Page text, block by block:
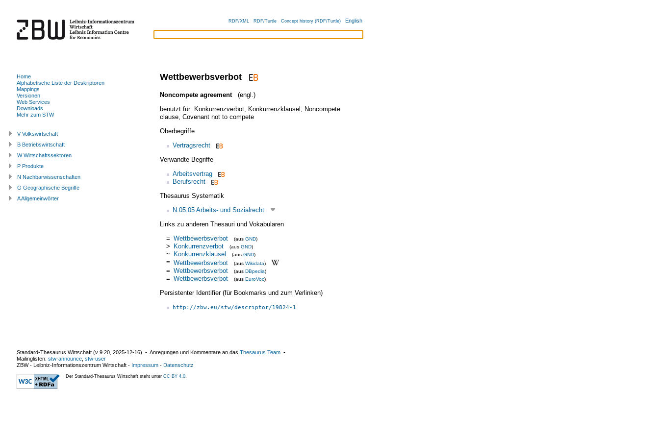
RDF/XML RDF/Turtle Concept history (RDF/Turtle) English
Wettbewerbsverbot
Noncompete agreement
(engl.)
benutzt für: Konkurrenzverbot, Konkurrenzklausel
Noncompete
clause, Covenant not to compete
Oberbegriffe
Vertragsrecht
Verwandte Begriffe
Arbeitsvertrag
Berufsrecht
Thesaurus Systematik
N.05.05 Arbeits- und Sozialrecht
Links zu anderen Thesauri und Vokabularen
= Wettbewerbsverbot (aus GND)
> Konkurrenzverbot (aus GND)
~ Konkurrenzklausel (aus GND)
= Wettbewerbsverbot (aus Wikidata)
= Wettbewerbsverbot (aus DBpedia)
= Wettbewerbsverbot (aus EuroVoc)
Persistenter Identifier (für Bookmarks und zum Verlinken)
http://zbw.eu/stw/descriptor/19824-1
Home
Alphabetische Liste der Deskriptoren
Mappings
Versionen
Web Services
Downloads
Mehr zum STW
V Volkswirtschaft
B Betriebswirtschaft
W Wirtschaftssektoren
P Produkte
N Nachbarwissenschaften
G Geographische Begriffe
A Allgemeinwörter
Standard-Thesaurus Wirtschaft (v 9.20 2025-12-16) ▪ Anregungen und Kommentare an das Thesaurus Team ▪
Mailinglisten: stw-announce stw-user
ZBW - Leibniz-Informationszentrum Wirtschaft - Impressum - Datenschutz
Der Standard-Thesaurus Wirtschaft steht unter CC BY 4.0